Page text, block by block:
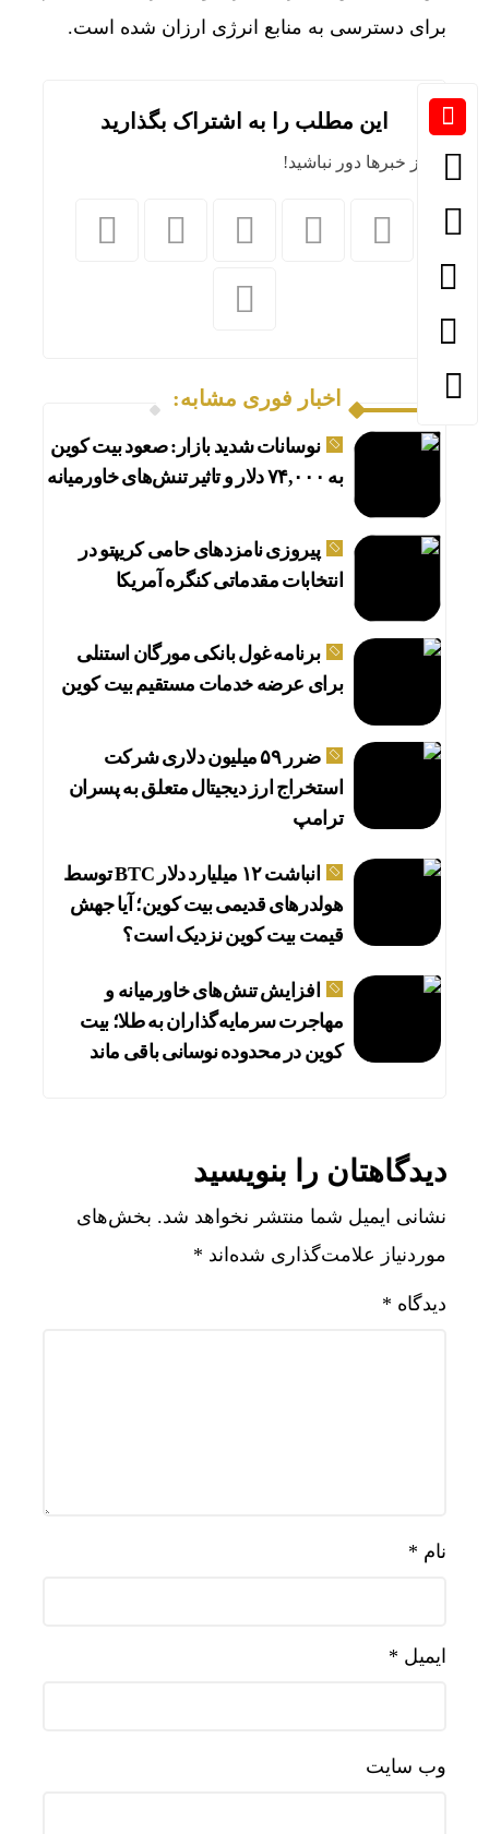
برای دسترسی به منابع انرژی ارزان شده است.
این مطلب را به اشتراک بگذارید
از خبرها دور نباشید!
اخبار فوری مشابه:
نوسانات شدید بازار: صعود بیت کوین
به ۷۴,۰۰۰ دلار و تاثیر تنش‌های خاورمیانه
پیروزی نامزدهای حامی کریپتو در
انتخابات مقدماتی کنگره آمریکا
برنامه غول بانکی مورگان استنلی
برای عرضه خدمات مستقیم بیت کوین
ضرر ۵۹ میلیون دلاری شرکت
استخراج ارز دیجیتال متعلق به پسران
ترامپ
انباشت ۱۲ میلیارد دلار BTC توسط
هولدرهای قدیمی بیت کوین؛ آیا جهش
قیمت بیت کوین نزدیک است؟
افزایش تنش‌های خاورمیانه و
مهاجرت سرمایه‌گذاران به طلا؛ بیت
کوین در محدوده نوسانی باقی ماند
دیدگاهتان را بنویسید
نشانی ایمیل شما منتشر نخواهد شد. بخش‌های
موردنیاز علامت‌گذاری شده‌اند *
دیدگاه *
نام *
ایمیل *
وب‌ سایت